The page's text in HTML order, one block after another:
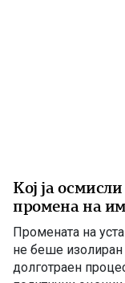
Кој ја
промена на
Промената на
не беше изолиран
долготраен